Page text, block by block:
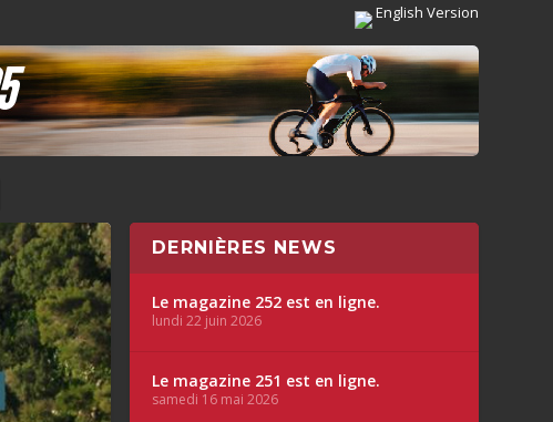
English Version
DERNIÈRES NEWS
Le magazine 252 est en ligne.
lundi 22 juin 2026
Le magazine 251 est en ligne.
samedi 16 mai 2026